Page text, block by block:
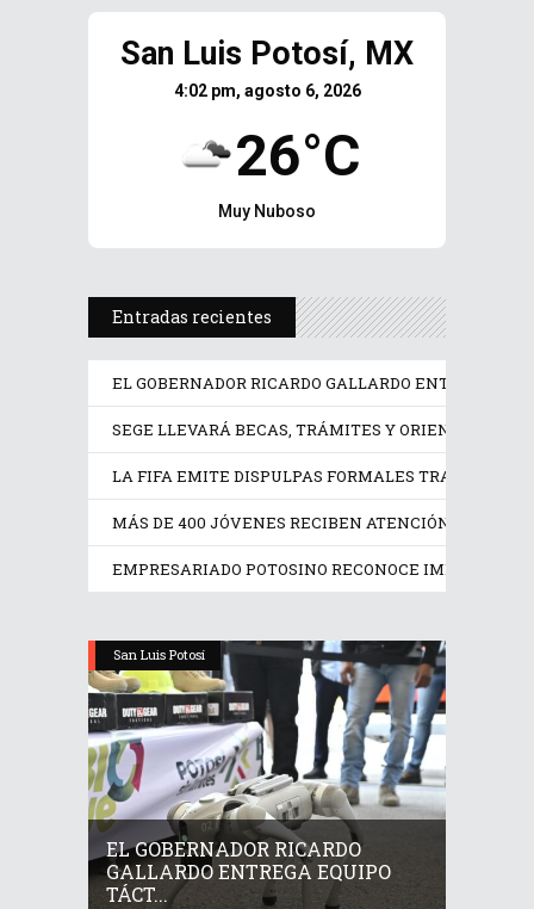
San Luis Potosí, MX
4:02 pm, agosto 6, 2026
26°C
Muy Nuboso
Entradas recientes
EL GOBERNADOR RICARDO GALLARDO ENTREGA
SEGE LLEVARÁ BECAS, TRÁMITES Y ORIENTACIÓN
LA FIFA EMITE DISPULPAS FORMALES TRAS LA
MÁS DE 400 JÓVENES RECIBEN ATENCIÓN
EMPRESARIADO POTOSINO RECONOCE IMPULSO
San Luis Potosí
EL GOBERNADOR RICARDO
GALLARDO ENTREGA EQUIPO
TÁCT...